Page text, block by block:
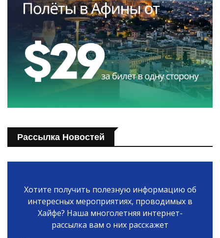
Рассылка Новостей
Хотите получить полезную информацию об
интересных мероприятиях, проводимых в
Хайфе? Наша многолетняя интернет-
рассылка вам о них расскажет